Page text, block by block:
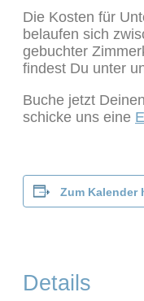
Die Kosten für
belaufen sich
gebuchter
findest Du unter
Buche jetzt
schicke uns eine
Zum Kalender
Details